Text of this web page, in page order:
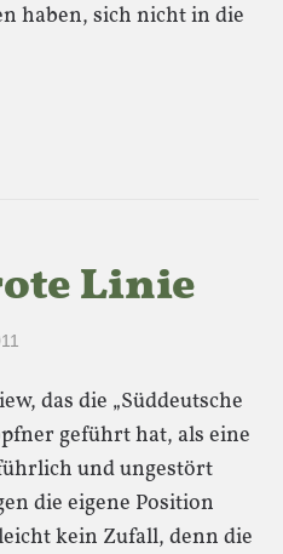
haben, sich nicht in die
Linie
das die „Süddeutsche
geführt hat, als eine
und ungestört
die eigene Position
kein Zufall, denn die